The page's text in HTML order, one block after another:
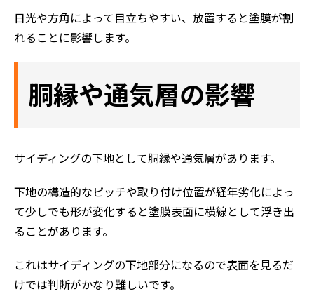
日光や方角によって目立ちやすい、放置すると塗膜が割
れることに影響します。
胴縁や通気層の影響
サイディングの下地として胴縁や通気層があります。
下地の構造的なピッチや取り付け位置が経年劣化によっ
て少しでも形が変化すると塗膜表面に横線として浮き出
ることがあります。
これはサイディングの下地部分になるので表面を見るだ
けでは判断がかなり難しいです。